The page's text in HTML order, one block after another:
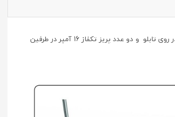
جعبه پریز کارگاهی به ابعاد عرض 22 و ارتفاع 30 و عمق 12 سانت با دو عدد مینیاتوری سه فاز و تک فاز همچنین نصب دو عدد پریز پنج شاخه سه فاز 32 آمپردر روی تابلو و دو عدد پریز تکفاز 16 آمپر در طرفین